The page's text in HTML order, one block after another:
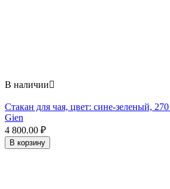
В наличии
Стакан для чая, цвет: сине-зеленый,
Gien
4 800.00 ₽
В корзину